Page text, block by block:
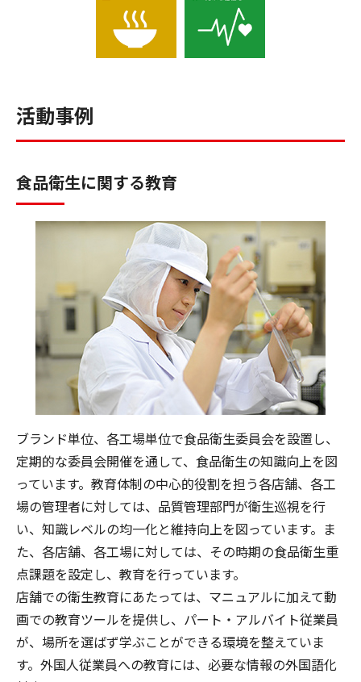
活動事例
食品衛生に関する教育
ブランド単位、各工場単位で食品衛生委員会を設置し、
定期的な委員会開催を通して、食品衛生の知識向上を図
っています。教育体制の中心的役割を担う各店舗、各工
場の管理者に対しては、品質管理部門が衛生巡視を行
い、知識レベルの均一化と維持向上を図っています。ま
た、各店舗、各工場に対しては、その時期の食品衛生重
点課題を設定し、教育を行っています。
店舗での衛生教育にあたっては、マニュアルに加えて動
画での教育ツールを提供し、パート・アルバイト従業員
が、場所を選ばず学ぶことができる環境を整えていま
す。外国人従業員への教育には、必要な情報の外国語化